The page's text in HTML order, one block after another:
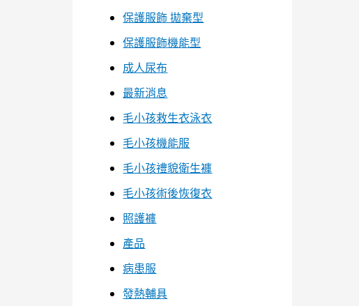
保護服飾 拋棄型
保護服飾機能型
成人尿布
最新消息
毛小孩救生衣泳衣
毛小孩機能服
毛小孩禮貌衛生褲
毛小孩術後恢復衣
照護褲
產品
病患服
發熱輔具